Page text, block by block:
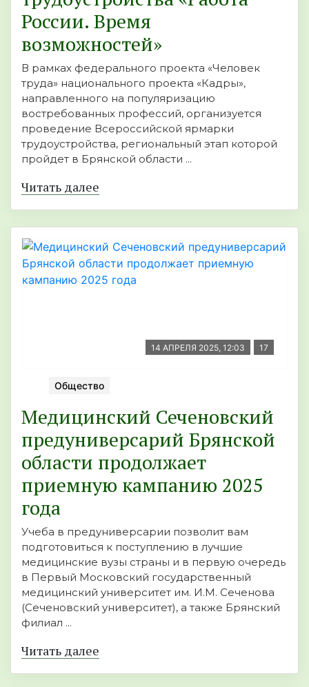
России. Время
возможностей»
В рамках федерального проекта «Человек
труда» национального проекта «Кадры»,
направленного на популяризацию
востребованных профессий, организуется
проведение Всероссийской ярмарки
трудоустройства, региональный этап которой
пройдет в Брянской области ...
Читать далее
14 АПРЕЛЯ 2025, 12:03 17
Общество
Медицинский Сеченовский
предуниверсарий Брянской
области продолжает
приемную кампанию 2025
года
Учеба в предуниверсарии позволит вам
подготовиться к поступлению в лучшие
медицинские вузы страны и в первую очередь
в Первый Московский государственный
медицинский университет им. И.М. Сеченова
(Сеченовский университет), а также Брянский
филиал ...
Читать далее